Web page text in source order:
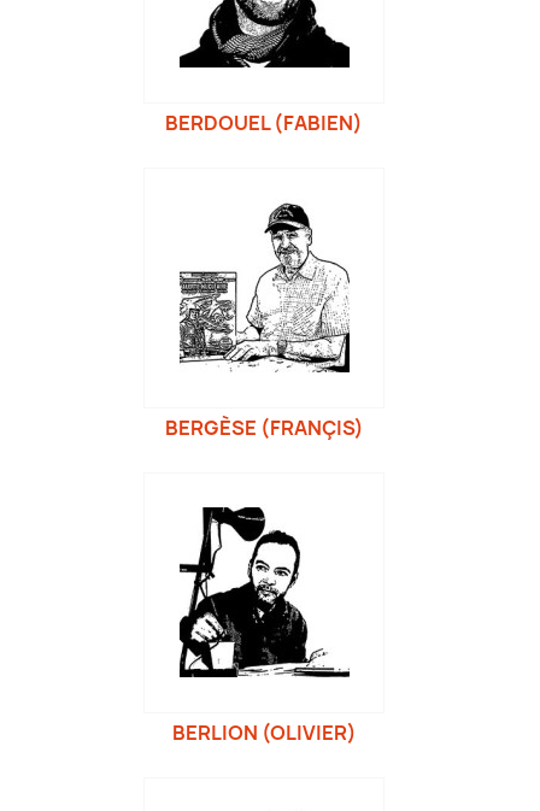
BERDOUEL (FABIEN)
BERGÈSE (FRANÇIS)
BERLION (OLIVIER)